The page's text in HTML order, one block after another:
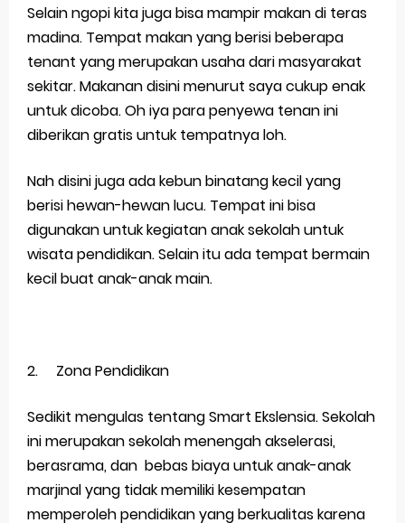
Selain ngopi kita juga bisa mampir makan di teras
madina. Tempat makan yang berisi beberapa
tenant yang merupakan usaha dari masyarakat
sekitar. Makanan disini menurut saya cukup enak
untuk dicoba. Oh iya para penyewa tenan ini
diberikan gratis untuk tempatnya loh.
Nah disini juga ada kebun binatang kecil yang
berisi hewan-hewan lucu. Tempat ini bisa
digunakan untuk kegiatan anak sekolah untuk
wisata pendidikan. Selain itu ada tempat bermain
kecil buat anak-anak main.
2. Zona Pendidikan
Sedikit mengulas tentang Smart Ekslensia. Sekolah
ini merupakan sekolah menengah akselerasi,
berasrama, dan bebas biaya untuk anak-anak
marjinal yang tidak memiliki kesempatan
memperoleh pendidikan yang berkualitas karena